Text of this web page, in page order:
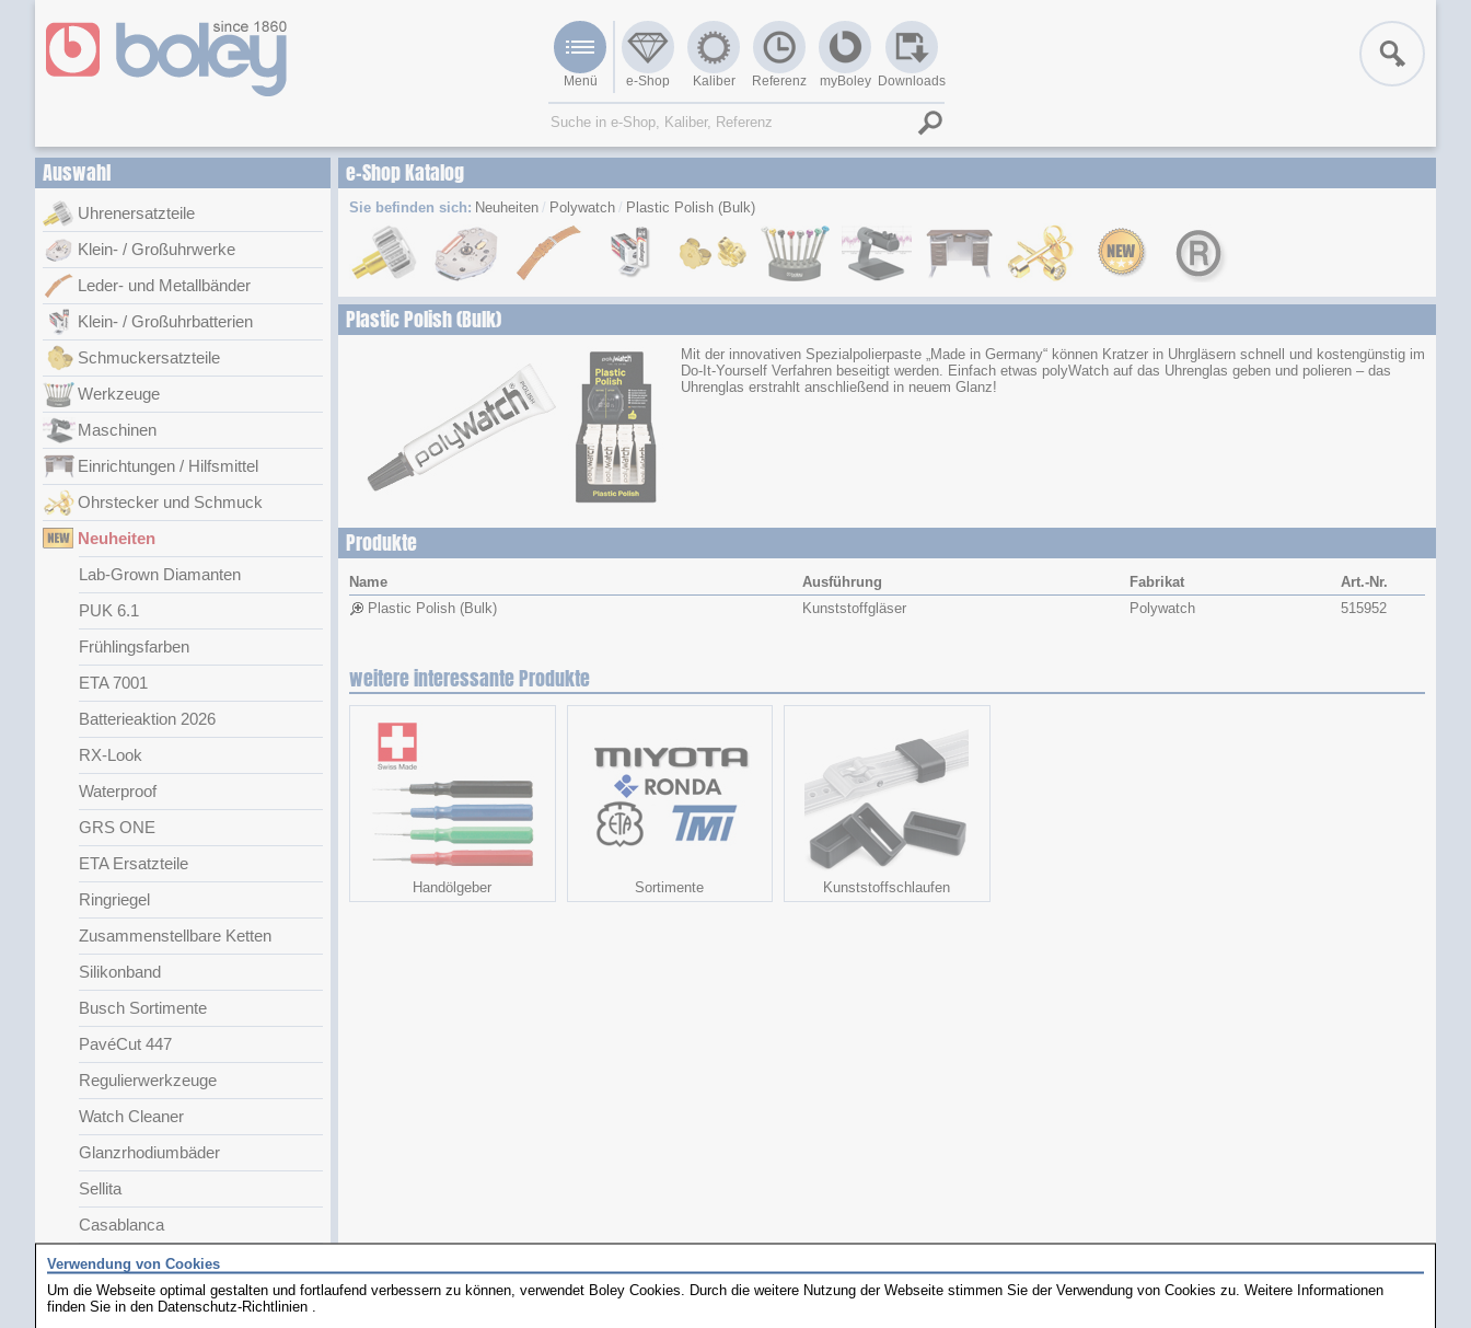
Menü e-Shop Kaliber Referenz myBoley Downloads
Auswahl
Uhrenersatzteile
Klein- / Großuhrwerke
Leder- und Metallbänder
Klein- / Großuhrbatterien
Schmuckersatzteile
Werkzeuge
Maschinen
Einrichtungen / Hilfsmittel
Ohrstecker und Schmuck
Neuheiten
Lab-Grown Diamanten
PUK 6.1
Frühlingsfarben
ETA 7001
Batterieaktion 2026
RX-Look
Waterproof
GRS ONE
ETA Ersatzteile
Ringriegel
Zusammenstellbare Ketten
Silikonband
Busch Sortimente
PavéCut 447
Regulierwerkzeuge
Watch Cleaner
Glanzrhodiumbäder
Sellita
Casablanca
Goldankauf
Rado Ersatzteile
e-Shop Katalog
Sie befinden sich: Neuheiten Polywatch Plastic Polish (Bulk)
Plastic Polish (Bulk)
Mit der innovativen Spezialpolierpaste „Made in Germany“ können Kratzer in Uhrgläsern schnell und kostengünstig im
Do-It-Yourself Verfahren beseitigt werden. Einfach etwas polyWatch auf das Uhrenglas geben und polieren – das
Uhrenglas erstrahlt anschließend in neuem Glanz!
Produkte
Name Ausführung Fabrikat
Art.-Nr.
Plastic Polish (Bulk)
Kunststoffgläser Polywatch 515952
weitere interessante Produkte
Handölgeber Sortimente Kunststoffschlaufen
Verwendung von Cookies
Um die Webseite optimal gestalten und fortlaufend verbessern zu können, verwendet Boley Cookies. Durch die weitere Nutzung der Webseite stimmen Sie der Verwendung von Cookies zu. Weitere Informationen
finden Sie in den Datenschutz-Richtlinien